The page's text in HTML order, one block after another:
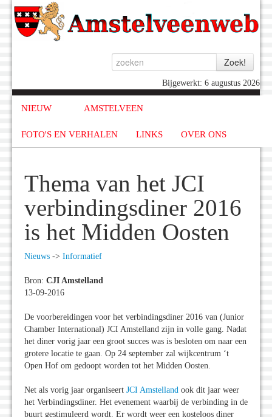
Bijgewerkt: 6 augustus 2026
NIEUW AMSTELVEEN
FOTO'S EN VERHALEN LINKS OVER ONS
Thema van het JCI
verbindingsdiner 2016
is het Midden Oosten
Nieuws -> Informatief
Bron: CJI Amstelland
13-09-2016
De voorbereidingen voor het verbindingsdiner 2016 van (Junior
Chamber International) JCI Amstelland zijn in volle gang. Nadat
het diner vorig jaar een groot succes was is besloten om naar een
grotere locatie te gaan. Op 24 september zal wijkcentrum ‘t
Open Hof om gedoopt worden tot het Midden Oosten.
Net als vorig jaar organiseert JCI Amstelland ook dit jaar weer
het Verbindingsdiner. Het evenement waarbij de verbinding in de
buurt gestimuleerd wordt. Er wordt weer een kosteloos diner